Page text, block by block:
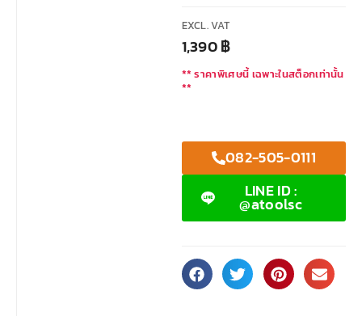
EXCL. VAT
1,390฿
** ราคาพิเศษนี้ เฉพาะในสต็อกเท่านั้น
**
082-505-0111
LINE ID :
@atoolsc